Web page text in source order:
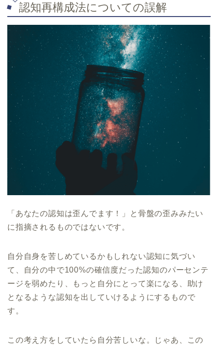
認知再構成法についての誤解
「あなたの認知は歪んでます！」と骨盤の歪みみたい
に指摘されるものではないです。
自分自身を苦しめているかもしれない認知に気づい
て、自分の中で100%の確信度だった認知のパーセンテ
ージを弱めたり、もっと自分にとって楽になる、助け
となるような認知を出していけるようにするもので
す。
この考え方をしていたら自分苦しいな。じゃあ、この